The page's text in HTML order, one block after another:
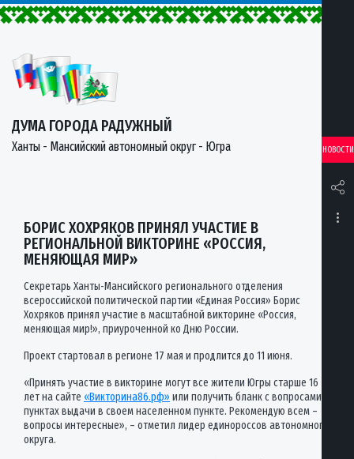
ДУМА ГОРОДА РАДУЖНЫЙ
Ханты - Мансийский автономный округ - Югра НОВОСТИ
БОРИС ХОХРЯКОВ ПРИНЯЛ УЧАСТИЕ В
РЕГИОНАЛЬНОЙ ВИКТОРИНЕ «РОССИЯ,
МЕНЯЮЩАЯ МИР»
Секретарь Ханты-Мансийского регионального отделения
всероссийской политической партии «Единая Россия» Борис
Хохряков принял участие в масштабной викторине «Россия,
меняющая мир!», приуроченной ко Дню России.
Проект стартовал в регионе 17 мая и продлится до 11 июня.
«Принять участие в викторине могут все жители Югры старше 16
лет на сайте «Викторина86.рф» или получить бланк с вопросами в
пунктах выдачи в своем населенном пункте. Рекомендую всем –
вопросы интересные», – отметил лидер единороссов автономного
округа.